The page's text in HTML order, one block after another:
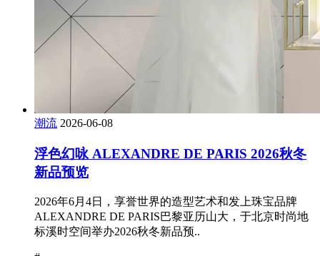
潮流 2026-06-08
浮色幻咏 ALEXANDRE DE PARIS 2026秋冬
新品预览
2026年6月4日，享誉世界的造型艺术和发上珠宝品牌
ALEXANDRE DE PARIS巴黎亚历山大，于北京时尚地
标溪时空间举办2026秋冬新品预..